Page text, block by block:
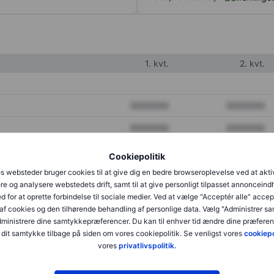
Cookiepolitik
websteder bruger cookies til at give dig en bedre browseroplevelse ved at
og analysere webstedets drift, samt til at give personligt tilpasset
for at oprette forbindelse til sociale medier. Ved at vælge "Acceptér alle"
cookies og den tilhørende behandling af personlige data. Vælg "Administrer
dine samtykkepræferencer. Du kan til enhver tid ændre dine
samtykke tilbage på siden om vores cookiepolitik. Se venligst vores
vores privatlivspolitik.
1. kvt. 2. kvt.
XXXXXXX XXXXXXX
XXXXXXX